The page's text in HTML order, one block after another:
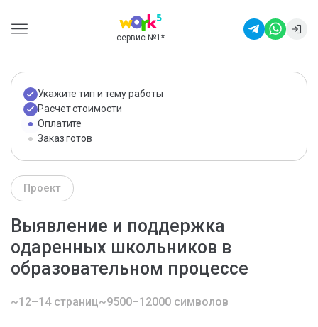
сервис №1 *
Укажите тип и тему работы
Расчет стоимости
Оплатите
Заказ готов
Проект
Выявление и поддержка
одаренных школьников в
образовательном процессе
~12–14 страниц~9500–12000 символов